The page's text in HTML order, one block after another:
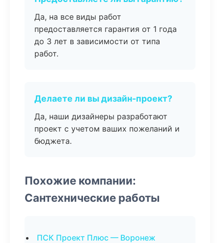
Да, на все виды работ
предоставляется гарантия от 1 года
до 3 лет в зависимости от типа
работ.
Делаете ли вы дизайн-проект?
Да, наши дизайнеры разработают
проект с учетом ваших пожеланий и
бюджета.
Похожие компании:
Сантехнические работы
ПСК Проект Плюс — Воронеж